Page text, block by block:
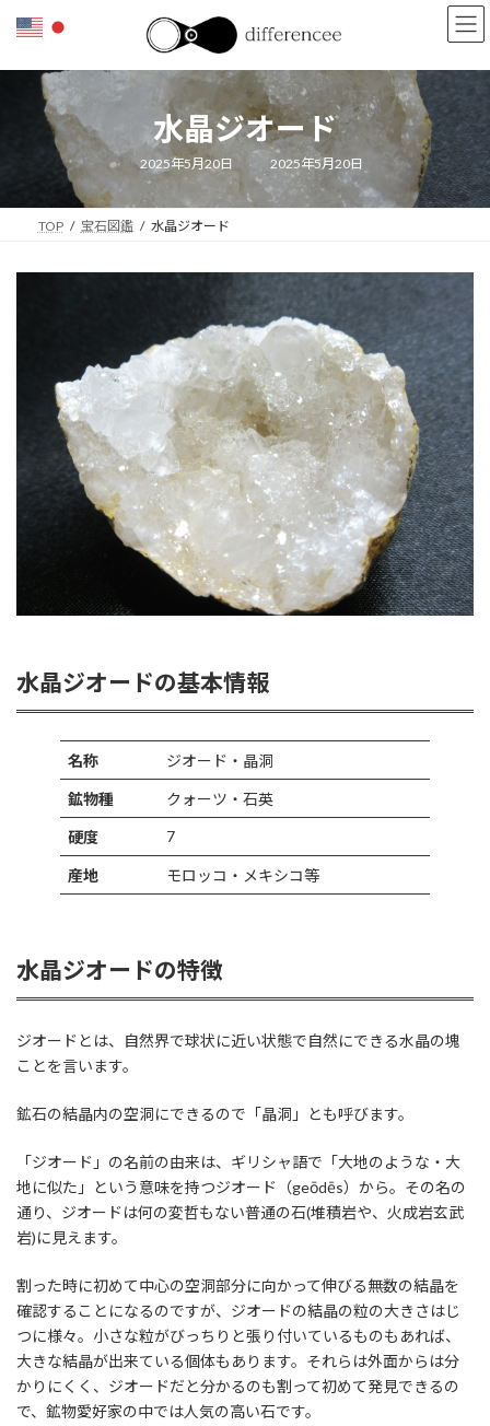
ン
プ
ー
動
水晶ジオード
2025年5月20日
最
終
更
新
2025年5月20日
TOP 宝石図鑑 水晶ジオード
水晶ジオードの基本情報
名称 ジオード・晶洞
鉱物種 クォーツ・石英
硬度 7
産地 モロッコ・メキシコ等
水晶ジオードの特徴
ジオードとは、自然界で球状に近い状態で自然にできる水晶の塊
ことを言います。
鉱石の結晶内の空洞にできるので「晶洞」とも呼びます。
「ジオード」の名前の由来は、ギリシャ語で「大地のような・大
地に似た」という意味を持つジオード（geōdēs）から。その名の
通り、ジオードは何の変哲もない普通の石(堆積岩や、火成岩玄武
岩)に見えます。
割った時に初めて中心の空洞部分に向かって伸びる無数の結晶を
確認することになるのですが、ジオードの結晶の粒の大きさはじ
つに様々。小さな粒がびっちりと張り付いているものもあれば、
大きな結晶が出来ている個体もあります。それらは外面からは分
かりにくく、ジオードだと分かるのも割って初めて発見できるの
で、鉱物愛好家の中では人気の高い石です。